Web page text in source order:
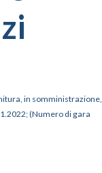
in somministrazione,
(Numero di gara